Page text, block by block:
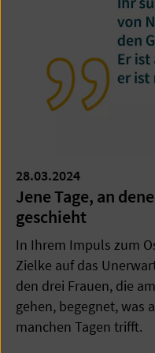
28.03.2024
Jene Tage, an
geschieht
In Ihrem Impuls zum
Zielke auf das
den drei Frauen, die
gehen, begegnet, was
manchen Tagen trifft.